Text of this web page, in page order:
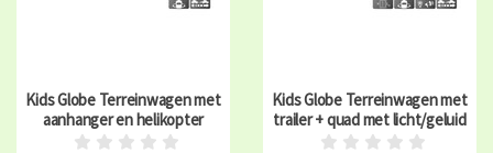
Kids Globe Terreinwagen met
aanhanger en helikopter
Kids Globe Terreinwagen met
trailer + quad met licht/geluid